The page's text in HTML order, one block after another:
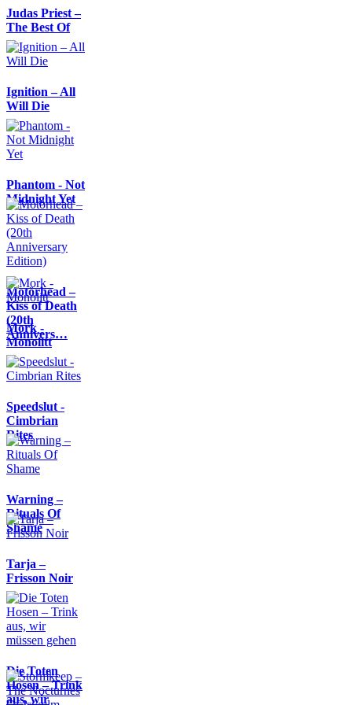
Judas Priest –
The Best Of
Ignition – All
Will Die
Phantom - Not
Midnight Yet
Motörhead –
Kiss of Death
(20th
Annivers…
Mork -
Monolitt
Speedslut -
Cimbrian
Rites
Warning –
Rituals Of
Shame
Tarja –
Frisson Noir
Die Toten
Hosen – Trink
aus, wir